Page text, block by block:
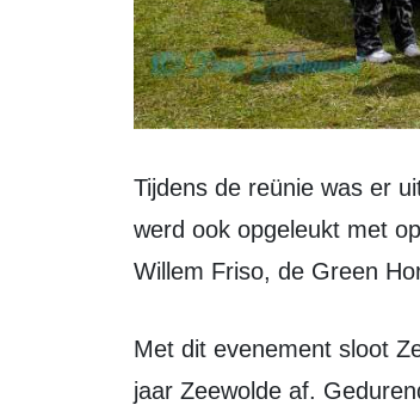
Tijdens de reünie was er uiteraard plek voor weerzien en gesprekken, maar het
werd ook opgeleukt met
Willem Friso, de Green
Met dit evenement sloot Zeewolde de periode van activiteiten in de tent voor 40
jaar Zeewolde af.